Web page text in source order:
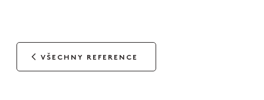
VŠECHNY REFERENCE